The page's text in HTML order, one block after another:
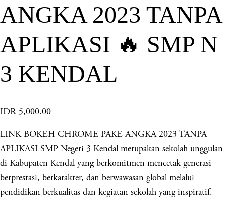
ANGKA 2023 TANPA
APLIKASI 🔥 SMP N
3 KENDAL
IDR 5,000.00
LINK BOKEH CHROME PAKE ANGKA 2023 TANPA
APLIKASI SMP Negeri 3 Kendal merupakan sekolah unggulan
di Kabupaten Kendal yang berkomitmen mencetak generasi
berprestasi, berkarakter, dan berwawasan global melalui
pendidikan berkualitas dan kegiatan sekolah yang inspiratif.